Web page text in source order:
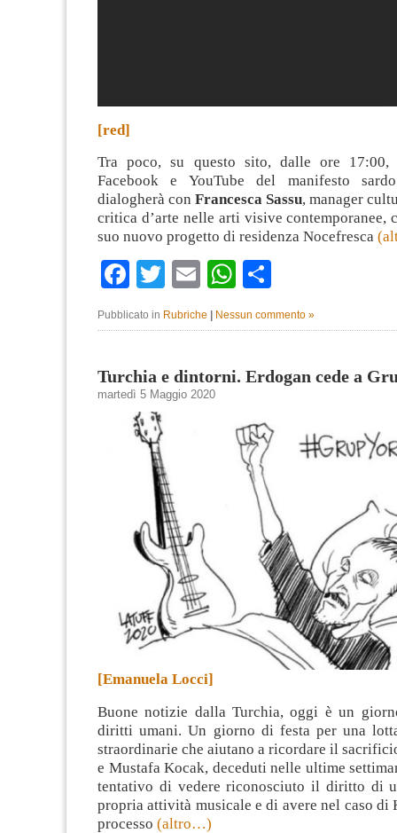
[red]
Tra poco, su questo sito, dalle ore 17:00,
Facebook e YouTube del manifesto
dialogherà con Francesca Sassu, manager
critica d’arte nelle arti visive contemporanee,
suo nuovo progetto di residenza Nocefresca
Facebook
TwitterEmailWhatsApp
Pubblicato in Rubriche Nessun commento »
Turchia e dintorni. Erdogan cede a
martedì 5 Maggio 2020
[Emanuela Locci]
Buone notizie dalla Turchia, oggi è un
diritti umani. Un giorno di festa per una
straordinarie che aiutano a ricordare il
e Mustafa Kocak, deceduti nelle ultime
tentativo di vedere riconosciuto il diritto di
propria attività musicale e di avere nel caso di
processo (altro…)